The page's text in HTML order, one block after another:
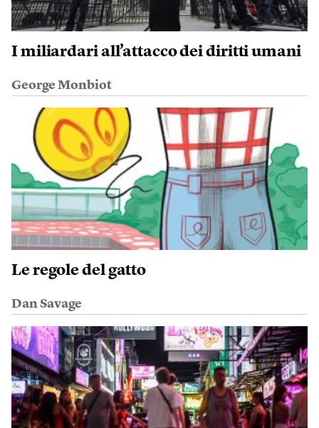
I miliardari all’attacco dei diritti umani
George Monbiot
Le regole del gatto
Dan Savage